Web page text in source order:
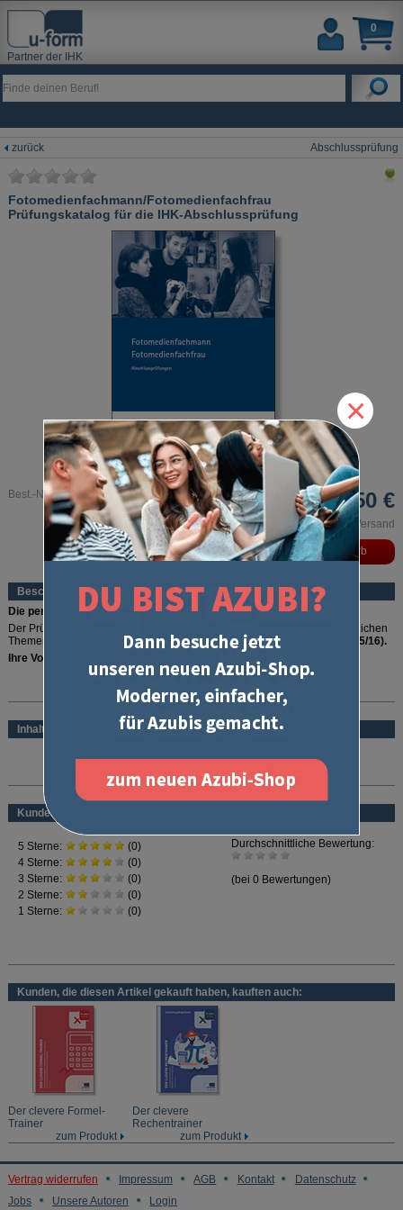
Partner der IHK
0
zurück Abschlussprüfung
Fotomedienfachmann/Fotomedienfachfrau
Prüfungskatalog für die IHK-Abschlussprüfung
Best.-Nr. 6780 5,50 €
inkl. MwSt. und zzgl. Versand
Beschreibung
Die perfekte Checkliste!
Der Prüfungskatalog zur IHK-Abschlussprüfung informiert über alle möglichen
Themengebiete und Inhalte der Abschlussprüfung(gültig ab Winter 2015/16).
Ihre Vorteile:
Überblick über alle Prüfungsthemen der Abschlussprüfung
Herausgegeben von den Prüfungsstellen der IHK und damit verbindlich
Die perfekte Checkliste für eine umfassende Prüfungsvorbereitung
keine Aufgabenstellungen
Wer sicher und gut vorbereitet in die Prüfung gehen will, kommt am
Prüfungskatalog zur Abschlussprüfung nicht vorbei. Von den Prüfungsstellen
der IHK herausgegeben, informiert er über alle Themen, die Inhalt der Prüfung
sein könnten. So bietet der Prüfungskatalog die perfekte Checkliste für eine
umfassende Prüfungsvorbereitung. Einfach gelernte Stoffgebiete abhaken und
auf einen Blick erkennen, welche Themen gekonnt wurden und welche noch
gelernt werden müssen.
Der Prüfungskatalog bietet einen gut strukturierten Überblick über alle
möglichen Prüfungsthemen,
enthält aber keine Aufgabenstellungen.
mehr lesen
Inhalt
Seitenzahl: 28 Seiten DIN A4
Kundenbewertung
Kunden, die diesen Artikel gekauft haben, kauften auch:
Der clevere Formel-
Trainer
zum Produkt
Der clevere
Rechentrainer
zum Produkt
Vertrag widerrufen Impressum AGB Kontakt
Datenschutz
Jobs
Unsere Autoren Login
×